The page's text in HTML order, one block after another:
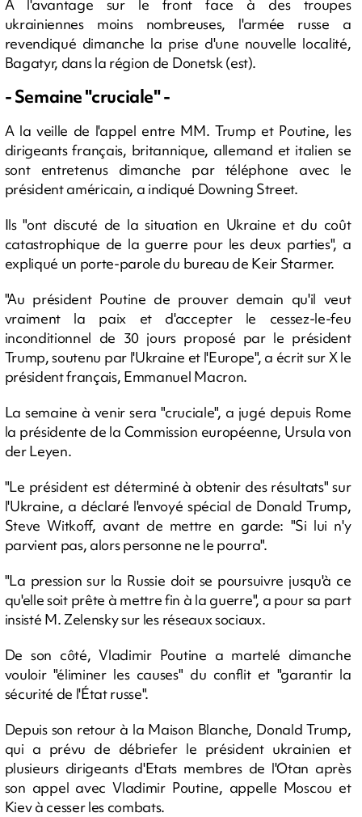
A l'avantage sur le front face à des troupes
ukrainiennes moins nombreuses, l'armée russe a
revendiqué dimanche la prise d'une nouvelle localité,
Bagatyr, dans la région de Donetsk (est).
- Semaine "cruciale" -
A la veille de l'appel entre MM. Trump et Poutine, les
dirigeants français, britannique, allemand et italien se
sont entretenus dimanche par téléphone avec le
président américain, a indiqué Downing Street.
Ils "ont discuté de la situation en Ukraine et du coût
catastrophique de la guerre pour les deux parties", a
expliqué un porte-parole du bureau de Keir Starmer.
"Au président Poutine de prouver demain qu'il veut
vraiment la paix et d'accepter le cessez-le-feu
inconditionnel de 30 jours proposé par le président
Trump, soutenu par l'Ukraine et l'Europe", a écrit sur X le
président français, Emmanuel Macron.
La semaine à venir sera "cruciale", a jugé depuis Rome
la présidente de la Commission européenne, Ursula von
der Leyen.
"Le président est déterminé à obtenir des résultats" sur
l'Ukraine, a déclaré l'envoyé spécial de Donald Trump,
Steve Witkoff, avant de mettre en garde: "Si lui n'y
parvient pas, alors personne ne le pourra".
"La pression sur la Russie doit se poursuivre jusqu'à ce
qu'elle soit prête à mettre fin à la guerre", a pour sa part
insisté M. Zelensky sur les réseaux sociaux.
De son côté, Vladimir Poutine a martelé dimanche
vouloir "éliminer les causes" du conflit et "garantir la
sécurité de l'État russe".
Depuis son retour à la Maison Blanche, Donald Trump,
qui a prévu de débriefer le président ukrainien et
plusieurs dirigeants d'Etats membres de l'Otan après
son appel avec Vladimir Poutine, appelle Moscou et
Kiev à cesser les combats.